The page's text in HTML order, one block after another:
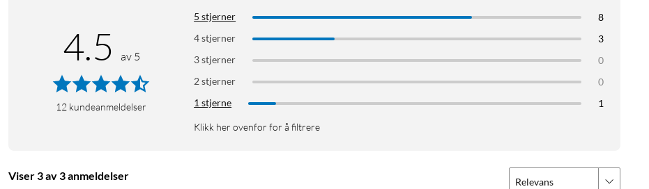
Trygg – antibakteriell overflatebehandling
Boblefri – lett å sette på
Diskret – bare 0,6 mm tykk
Anti-fingeravtrykk – spesialbelegget motvirker fingeravtrykk
100 % glatt og responsiv – skjermen beholder sine egenskaper
Rengjøringsmiddel
4.5 av 5
12 kundeanmeldelser
5 stjerner
8
4 stjerner
3
3 stjerner
0
2 stjerner
0
1 stjerne
1
Klikk her ovenfor for å filtrere
Viser 3 av 3 anmeldelser Relevans